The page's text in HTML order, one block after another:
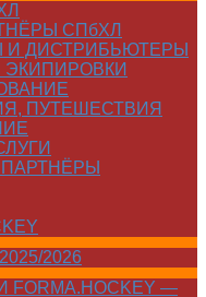
СПбХЛ
И ДИСТРИБЬЮТЕРЫ
ЭКИПИРОВКИ
ПУТЕШЕСТВИЯ
2026
—